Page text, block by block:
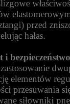
przed
hałas.
bezpieczeństwo
elementów
przesuwania
siłowniki